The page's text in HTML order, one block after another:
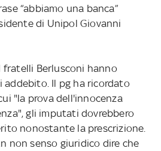
“abbiamo una banca”
di Unipol Giovanni
fratelli Berlusconi hanno
addebito. Il pg ha ricordato
"la prova dell'innocenza
gli imputati dovrebbero
nonostante la prescrizione.
non senso giuridico dire che